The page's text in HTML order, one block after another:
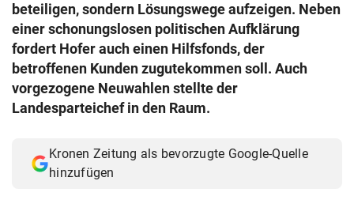
beteiligen, sondern Lösungswege aufzeigen. Neben
einer schonungslosen politischen Aufklärung
fordert Hofer auch einen Hilfsfonds, der
betroffenen Kunden zugutekommen soll. Auch
vorgezogene Neuwahlen stellte der
Landesparteichef in den Raum.
Kronen Zeitung als bevorzugte Google-Quelle
hinzufügen